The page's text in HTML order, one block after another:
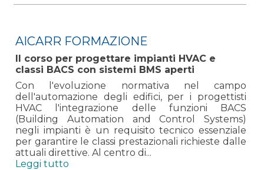
AICARR FORMAZIONE
Il corso per progettare impianti HVAC e
classi BACS con sistemi BMS aperti
Con l'evoluzione normativa nel campo
dell'automazione degli edifici, per i progettisti
HVAC l'integrazione delle funzioni BACS
(Building Automation and Control Systems)
negli impianti è un requisito tecnico essenziale
per garantire le classi prestazionali richieste dalle
attuali direttive. Al centro di...
Leggi tutto